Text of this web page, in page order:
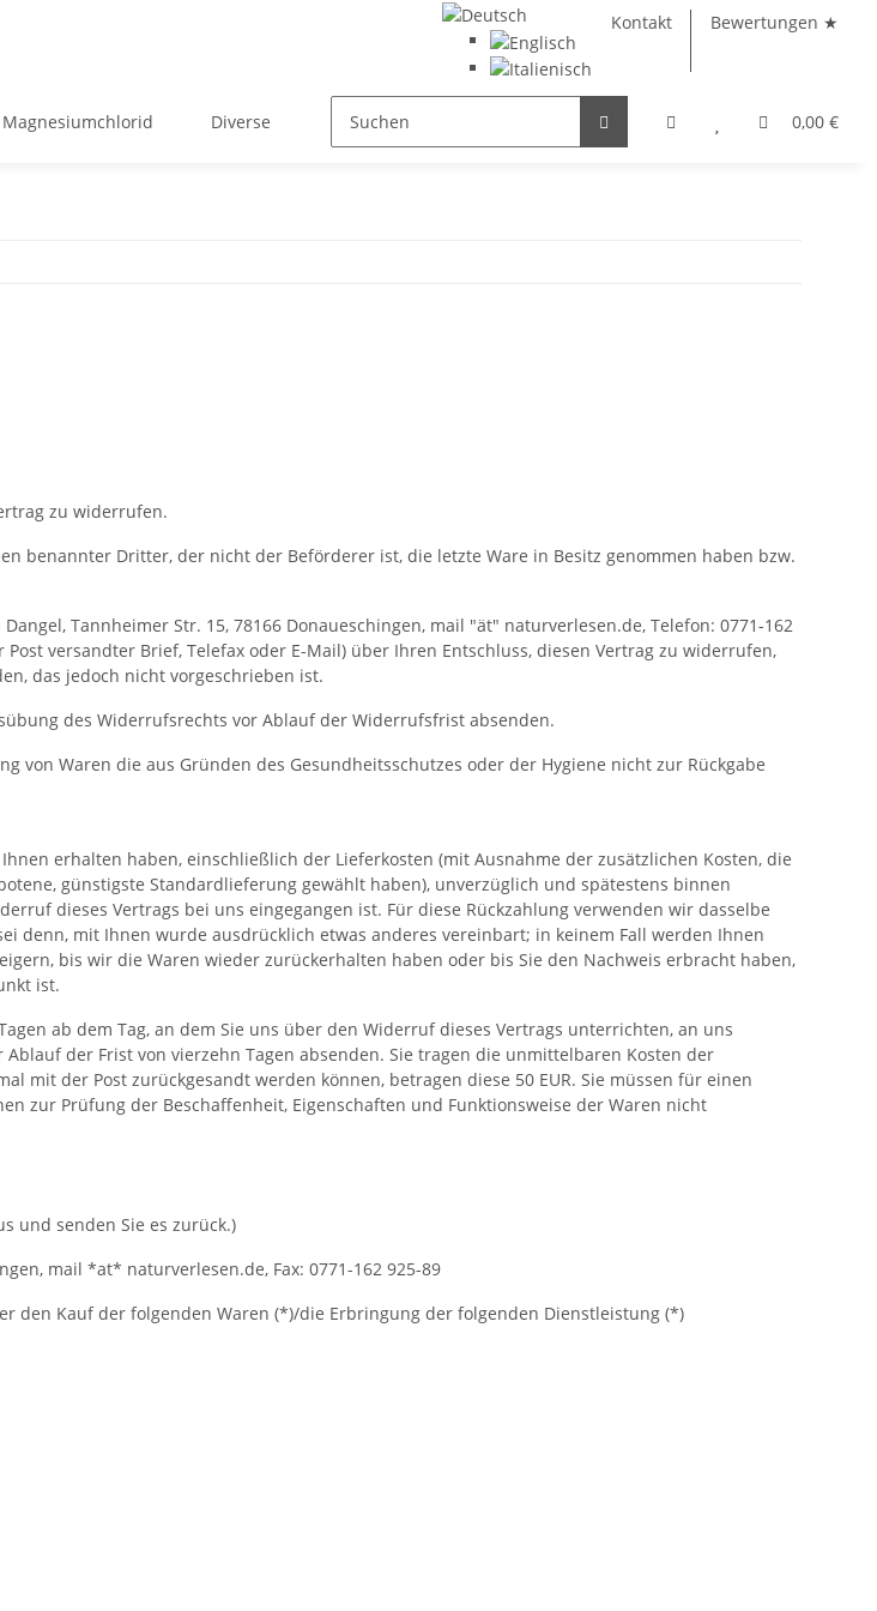
Kontakt Bewertungen ★
0,00 €
Magnesiumchlorid Diverse Zeolith
zu widerrufen.
benannter Dritter, der nicht der Beförderer ist, die letzte Ware in Besitz genommen haben bzw.
Tannheimer Str. 15, 78166 Donaueschingen, mail "ät" naturverlesen.de, Telefon: 0771-162
versandter Brief, Telefax oder E-Mail) über Ihren Entschluss, diesen Vertrag zu widerrufen,
das jedoch nicht vorgeschrieben ist.
des Widerrufsrechts vor Ablauf der Widerrufsfrist absenden.
Waren die aus Gründen des Gesundheitsschutzes oder der Hygiene nicht zur Rückgabe
erhalten haben, einschließlich der Lieferkosten (mit Ausnahme der zusätzlichen Kosten, die
günstigste Standardlieferung gewählt haben), unverzüglich und spätestens binnen
dieses Vertrags bei uns eingegangen ist. Für diese Rückzahlung verwenden wir dasselbe
denn, mit Ihnen wurde ausdrücklich etwas anderes vereinbart; in keinem Fall werden Ihnen
bis wir die Waren wieder zurückerhalten haben oder bis Sie den Nachweis erbracht haben,
ist.
ab dem Tag, an dem Sie uns über den Widerruf dieses Vertrags unterrichten, an uns
der Frist von vierzehn Tagen absenden. Sie tragen die unmittelbaren Kosten der
mit der Post zurückgesandt werden können, betragen diese 50 EUR. Sie müssen für einen
zur Prüfung der Beschaffenheit, Eigenschaften und Funktionsweise der Waren nicht
und senden Sie es zurück.)
mail *at* naturverlesen.de, Fax: 0771-162 925-89
den Kauf der folgenden Waren (*)/die Erbringung der folgenden Dienstleistung (*)